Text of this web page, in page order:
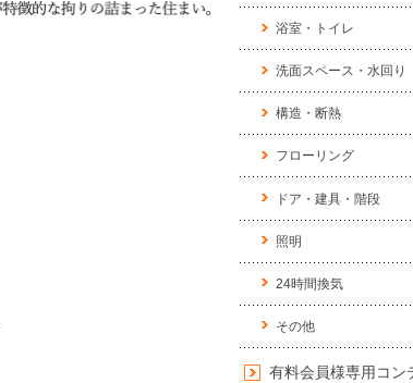
浴室・トイレ
洗面スペース・水回り
構造・断熱
フローリング
ドア・建具・階段
照明
24時間換気
その他
有料会員様専用コン